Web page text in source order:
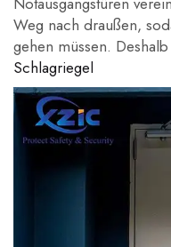
Weg nach draußen,
gehen müssen.
Schlagriegel